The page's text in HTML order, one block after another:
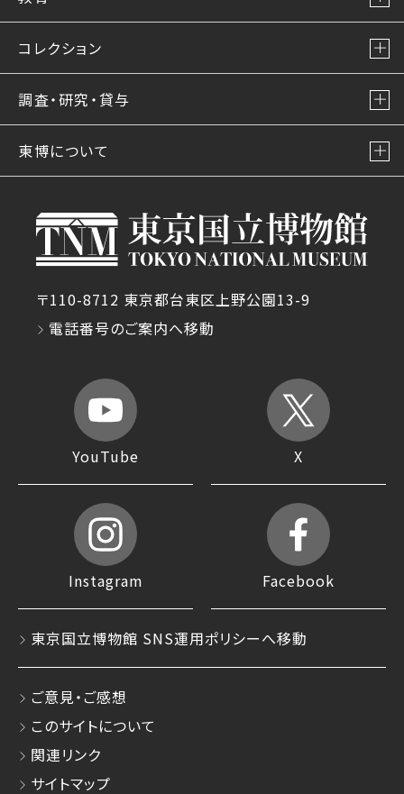
コレクション
調査・研究・貸与
東博について
〒110-8712 東京都台東区上野公園13-9
電話番号のご案内へ移動
YouTube X
Instagram Facebook
東京国立博物館 SNS運用ポリシーへ移動
ご意見・ご感想
このサイトについて
関連リンク
サイトマップ